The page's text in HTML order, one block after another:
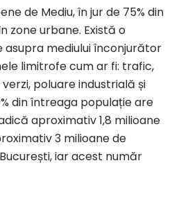
de Mediu, în jur de 75% din
zone urbane. Există o
mediului înconjurător
limitrofe cum ar fi: trafic,
poluare industrială și
din întreaga populație are
aproximativ 1,8 milioane
3 milioane de
iar acest număr